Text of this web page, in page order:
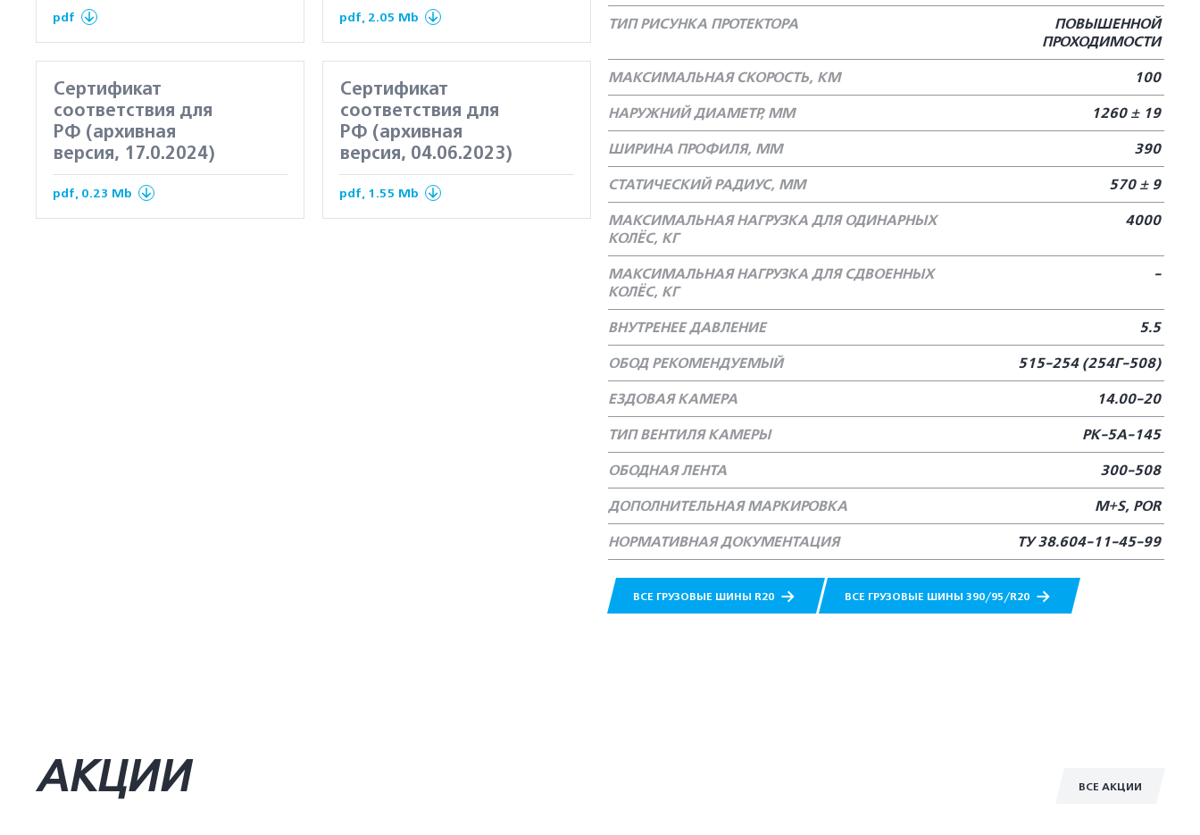
pdf pdf, 2.05 Mb
Сертификат
соответствия для
РФ (архивная
версия, 17.0.2024)
pdf, 0.23 Mb
Сертификат
соответствия для
РФ (архивная
версия, 04.06.2023)
pdf, 1.55 Mb
ТИП РИСУНКА ПРОТЕКТОРА
ПОВЫШЕННОЙ
ПРОХОДИМОСТИ
МАКСИМАЛЬНАЯ СКОРОСТЬ, КМ
100
НАРУЖНИЙ ДИАМЕТР, ММ
1260 ± 19
ШИРИНА ПРОФИЛЯ, ММ
390
СТАТИЧЕСКИЙ РАДИУС, ММ
570 ± 9
МАКСИМАЛЬНАЯ НАГРУЗКА ДЛЯ ОДИНАРНЫХ
КОЛЁС, КГ
4000
МАКСИМАЛЬНАЯ НАГРУЗКА ДЛЯ СДВОЕННЫХ
КОЛЁС, КГ
-
ВНУТРЕНЕЕ ДАВЛЕНИЕ
5.5
ОБОД РЕКОМЕНДУЕМЫЙ
515-254 (254Г-508)
ЕЗДОВАЯ КАМЕРА
14.00-20
ТИП ВЕНТИЛЯ КАМЕРЫ
РК-5А-145
ОБОДНАЯ ЛЕНТА
300-508
ДОПОЛНИТЕЛЬНАЯ МАРКИРОВКА
M+S, POR
НОРМАТИВНАЯ ДОКУМЕНТАЦИЯ
ТУ 38.604-11-45-99
ВСЕ ГРУЗОВЫЕ ШИНЫ R20 ВСЕ ГРУЗОВЫЕ ШИНЫ 390/95/R20
ВСЕ АКЦИИ
АКЦИИ